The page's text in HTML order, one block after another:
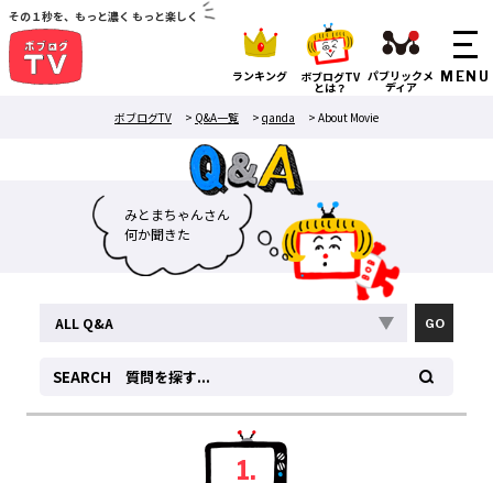
その１秒を、もっと濃く もっと楽しく
ランキング ボブログTV
とは？
パブリックメ
ディア
ボブログTV
> Q&A一覧 > qanda > About Movie
みと まちゃんさん
何か聞きた
1.